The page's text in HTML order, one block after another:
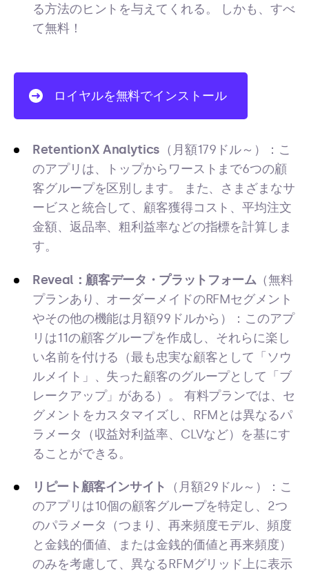
る方法のヒントを与えてくれる。 しかも、すべ
て無料！
ロイヤルを無料でインストール
RetentionX Analytics （月額179ドル～）：こ
のアプリは、トップからワーストまで6つの顧
客グループを区別します。 また、さまざまなサ
ービスと統合して、顧客獲得コスト、平均注文
金額、返品率、粗利益率などの指標を計算しま
す。
Reveal：顧客データ・プラットフォーム（無料
プランあり、オーダーメイドのRFMセグメント
やその他の機能は月額99ドルから）：このアプ
リは11の顧客グループを作成し、それらに楽し
い名前を付ける（最も忠実な顧客として「ソウ
ルメイト」、失った顧客のグループとして「ブ
レークアップ」がある）。 有料プランでは、セ
グメントをカスタマイズし、RFMとは異なるパ
ラメータ（収益対利益率、CLVなど）を基にす
ることができる。
リピート顧客インサイト
（月額29ドル～）：こ
のアプリは10個の顧客グループを特定し、2つ
のパラメータ（つまり、再来頻度モデル、頻度
と金銭的価値、または金銭的価値と再来頻度）
のみを考慮して、異なるRFMグリッド上に表示